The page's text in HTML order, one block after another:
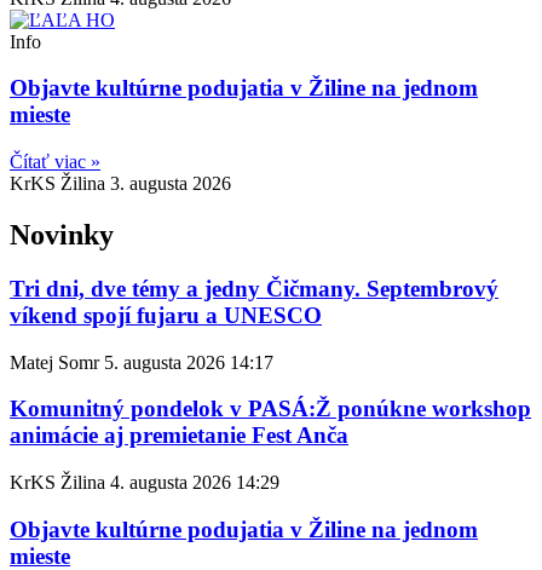
Info
Objavte kultúrne podujatia v Žiline na jednom
mieste
Čítať viac »
KrKS Žilina 3. augusta 2026
Novinky
Tri dni, dve témy a jedny Čičmany. Septembrový
víkend spojí fujaru a UNESCO
Matej Somr 5. augusta 2026 14:17
Komunitný pondelok v PASÁ:Ž ponúkne workshop
animácie aj premietanie Fest Anča
KrKS Žilina 4. augusta 2026 14:29
Objavte kultúrne podujatia v Žiline na jednom
mieste